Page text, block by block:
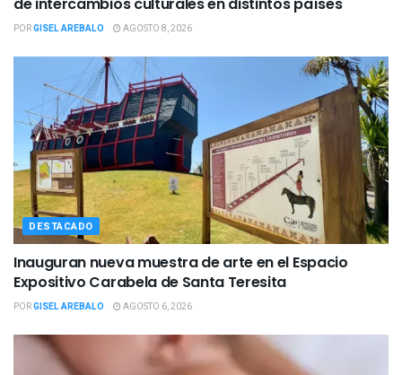
de intercambios culturales en distintos países
PORGISEL AREBALO AGOSTO 8, 2026
DESTACADO
Inauguran nueva muestra de arte en el Espacio
Expositivo Carabela de Santa Teresita
PORGISEL AREBALO AGOSTO 6, 2026